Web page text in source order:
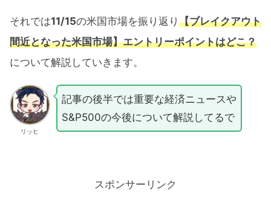
それでは11/15の米国市場を振り返り 【ブレイクアウト
間近となった米国市場】エントリーポイントはどこ？
について解説していきます。
リッヒ
記事の後半では重要な経済ニュースや
S&P500の今後について解説してるで
スポンサーリンク